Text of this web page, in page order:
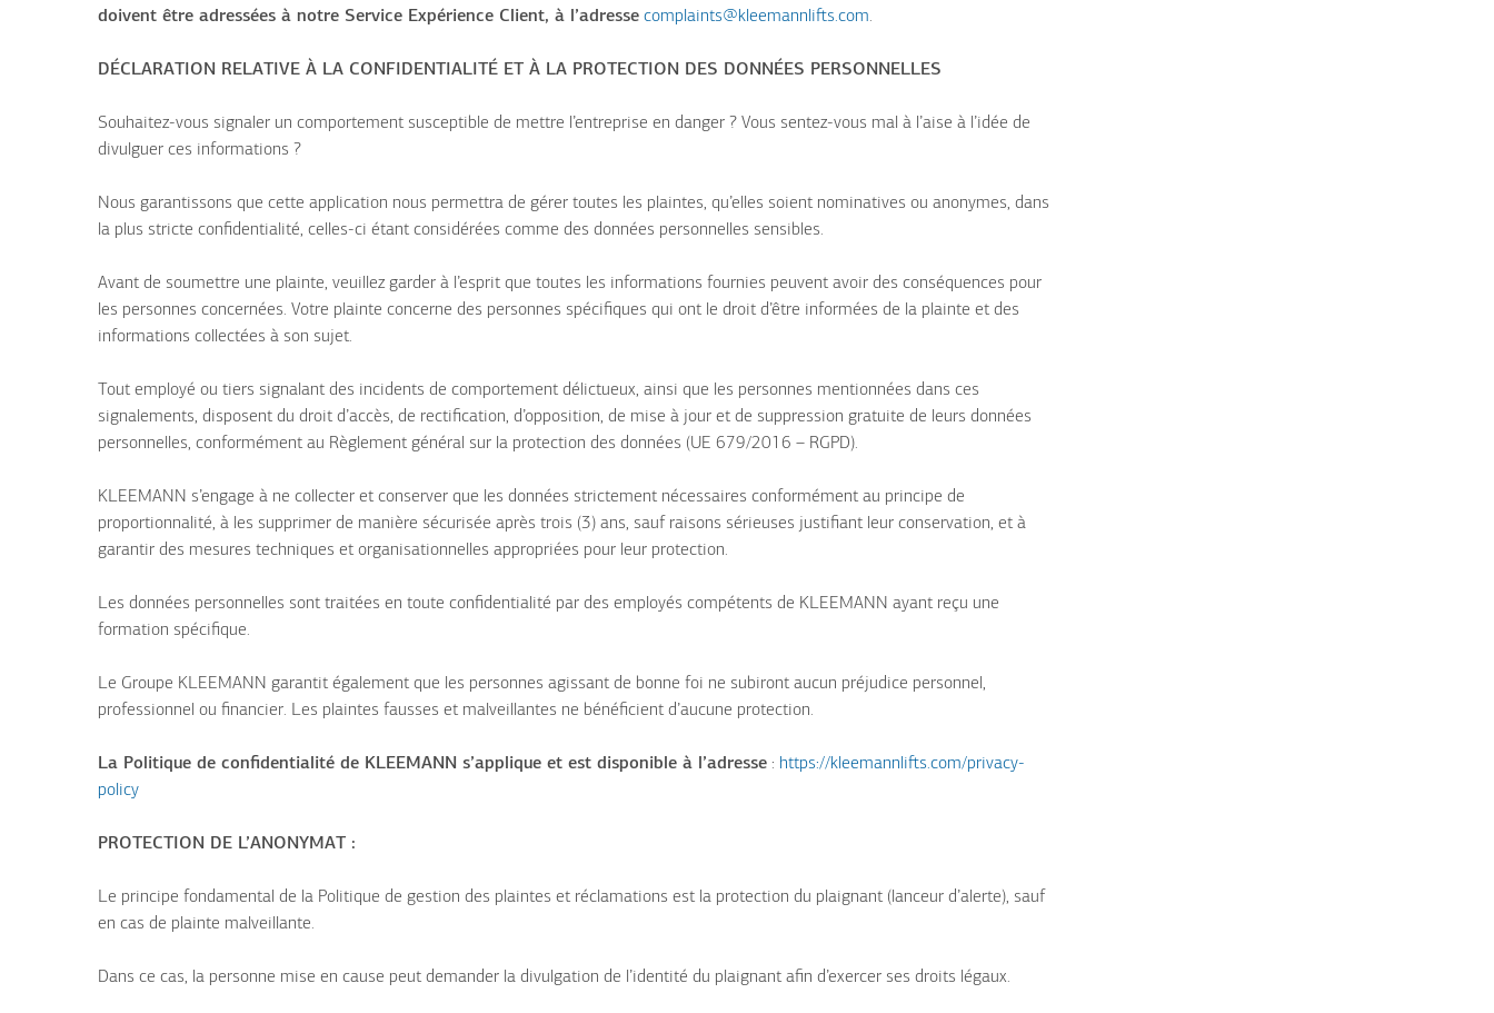
doivent être adressées à notre Service Expérience Client, à l’adresse complaints@kleemannlifts.com.
DÉCLARATION RELATIVE À LA CONFIDENTIALITÉ ET À LA PROTECTION DES DONNÉES PERSONNELLES
Souhaitez-vous signaler un comportement susceptible de mettre l’entreprise en danger ? Vous sentez-vous mal à l’aise à l’idée de
divulguer ces informations ?
Nous garantissons que cette application nous permettra de gérer toutes les plaintes, qu’elles soient nominatives ou anonymes, dans
la plus stricte confidentialité, celles-ci étant considérées comme des données personnelles sensibles.
Avant de soumettre une plainte, veuillez garder à l’esprit que toutes les informations fournies peuvent avoir des conséquences pour
les personnes concernées. Votre plainte concerne des personnes spécifiques qui ont le droit d’être informées de la plainte et des
informations collectées à son sujet.
Tout employé ou tiers signalant des incidents de comportement délictueux, ainsi que les personnes mentionnées dans ces
signalements, disposent du droit d’accès, de rectification, d’opposition, de mise à jour et de suppression gratuite de leurs données
personnelles, conformément au Règlement général sur la protection des données (UE 679/2016 – RGPD).
KLEEMANN s’engage à ne collecter et conserver que les données strictement nécessaires conformément au principe de
proportionnalité, à les supprimer de manière sécurisée après trois (3) ans, sauf raisons sérieuses justifiant leur conservation, et à
garantir des mesures techniques et organisationnelles appropriées pour leur protection.
Les données personnelles sont traitées en toute confidentialité par des employés compétents de KLEEMANN ayant reçu une
formation spécifique.
Le Groupe KLEEMANN garantit également que les personnes agissant de bonne foi ne subiront aucun préjudice personnel,
professionnel ou financier. Les plaintes fausses et malveillantes ne bénéficient d’aucune protection.
La Politique de confidentialité de KLEEMANN s’applique et est disponible à l’adresse : https://kleemannlifts.com/privacy-
policy
PROTECTION DE L’ANONYMAT :
Le principe fondamental de la Politique de gestion des plaintes et réclamations est la protection du plaignant (lanceur d’alerte), sauf
en cas de plainte malveillante.
Dans ce cas, la personne mise en cause peut demander la divulgation de l’identité du plaignant afin d’exercer ses droits légaux.